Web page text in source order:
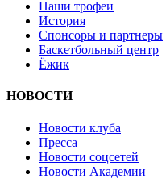
Наши трофеи
История
Спонсоры и партнеры
Баскетбольный центр
Ёжик
НОВОСТИ
Новости клуба
Пресса
Новости соцсетей
Новости Академии